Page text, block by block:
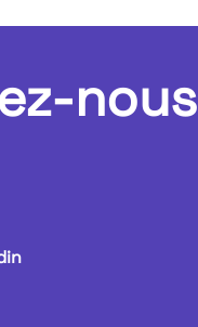
nous